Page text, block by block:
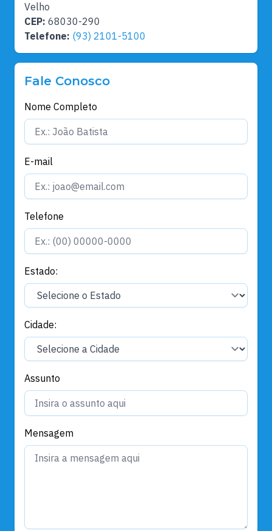
Velho
CEP: 68030-290
Telefone: (93) 2101-5100
Fale Conosco
Nome Completo
E-mail
Telefone
Estado:
Cidade:
Assunto
Mensagem